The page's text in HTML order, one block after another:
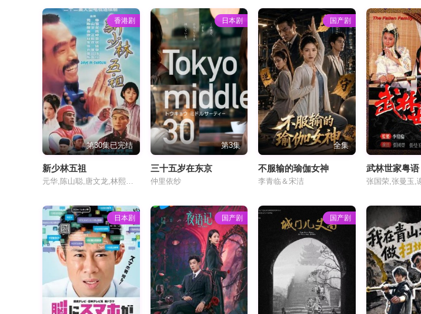
香港剧
第30集已完结
新少林五祖
日本剧
第3集
三十五岁在东京
仲里依纱
国产剧
全集
不服输的瑜伽女神
李青临＆宋洁
武林世家粤语
日本剧 国产剧 国产剧